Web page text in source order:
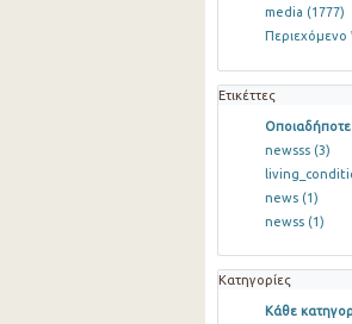
media (1777)
Περιεχόμενο
Ετικέττες
Οποιαδήποτε
newsss (3)
news (1)
newss (1)
Κατηγορίες
Κάθε